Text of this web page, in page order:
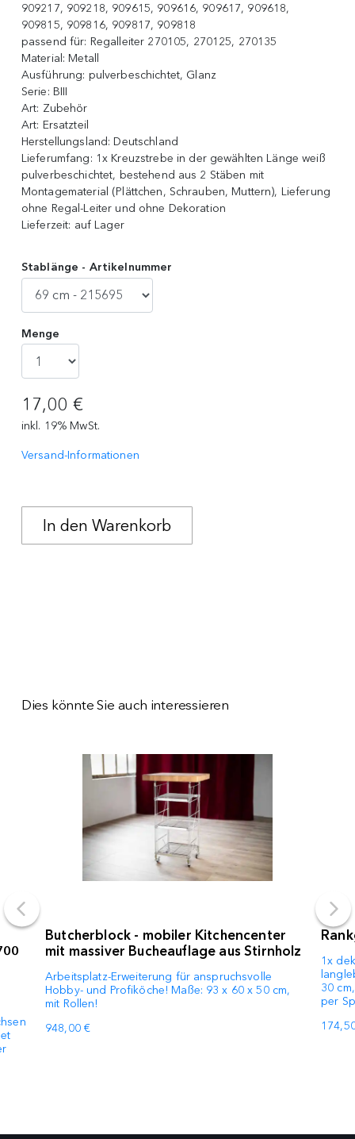
909217, 909218, 909615, 909616, 909617, 909618,
909815, 909816, 909817, 909818
passend für: Regalleiter 270105, 270125, 270135
Material: Metall
Ausführung: pulverbeschichtet, Glanz
Serie: BIII
Art: Zubehör
Art: Ersatzteil
Herstellungsland: Deutschland
Lieferumfang: 1x Kreuzstrebe in der gewählten Länge weiß
pulverbeschichtet, bestehend aus 2 Stäben mit
Montagematerial (Plättchen, Schrauben, Muttern), Lieferung
ohne Regal-Leiter und ohne Dekoration
Lieferzeit: auf Lager
Stablänge - Artikelnummer
Menge
17,00 €
inkl. 19% MwSt.
Versand-Informationen
Dies könnte Sie auch interessieren
Butcherblock - mobiler Kitchencenter
mit massiver Bucheauflage aus Stirnholz
Arbeitsplatz-Erweiterung für anspruchsvolle
Hobby- und Profiköche! Maße: 93 x 60 x 50 cm,
mit Rollen!
948,00 €
1x
30
per